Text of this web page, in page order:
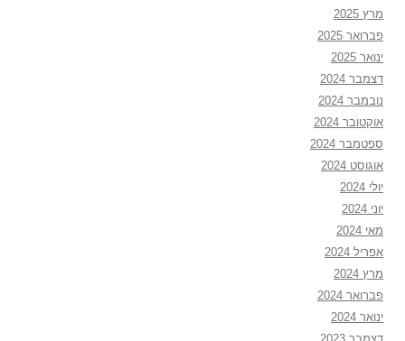
מרץ 2025
פברואר 2025
ינואר 2025
דצמבר 2024
נובמבר 2024
אוקטובר 2024
ספטמבר 2024
אוגוסט 2024
יולי 2024
יוני 2024
מאי 2024
אפריל 2024
מרץ 2024
פברואר 2024
ינואר 2024